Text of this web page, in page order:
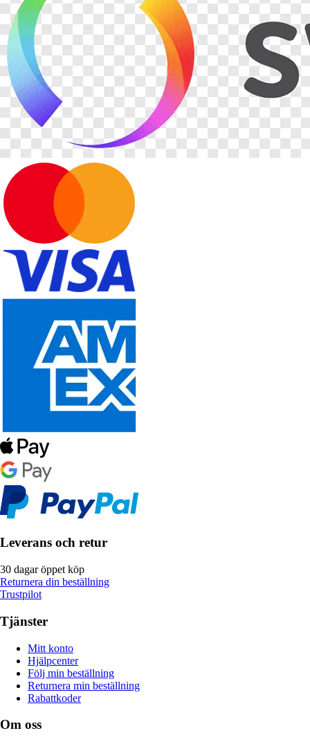
Leverans och retur
30 dagar öppet köp
Returnera din beställning
Trustpilot
Tjänster
Mitt konto
Hjälpcenter
Följ min beställning
Returnera min beställning
Rabattkoder
Om oss